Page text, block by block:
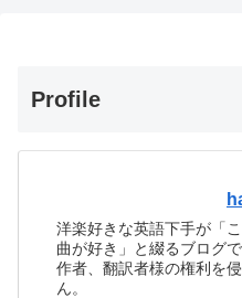
Profile
洋楽好きな英語下手が「
曲が好き」と綴るブログで
作者、翻訳者様の権利を
ん。